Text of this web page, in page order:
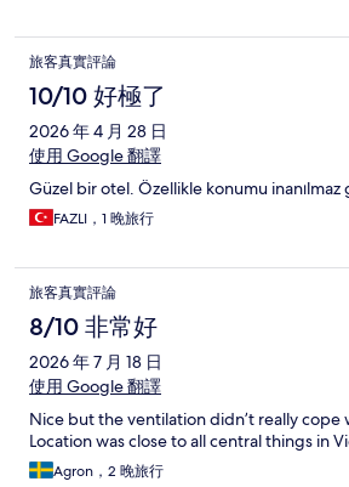
旅客真實評論
10/10 好極了
2026 年 4 月 28 日
使用 Google 翻譯
Güzel bir otel. Özellikle konumu inanılmaz
FAZLI，1 晚旅行
旅客真實評論
8/10 非常好
2026 年 7 月 18 日
使用 Google 翻譯
Nice but the ventilation didn’t really cope
Location was close to all central things in
Agron，2 晚旅行